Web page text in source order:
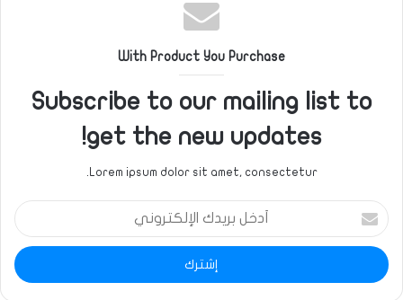
With Product You Purchase
Subscribe to our mailing list to
get the new updates!
Lorem ipsum dolor sit amet, consectetur.
أدخل
بريدك
الإلكتروني